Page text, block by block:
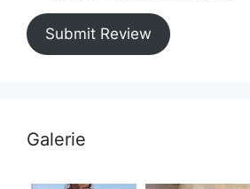
Submit Review
Galerie